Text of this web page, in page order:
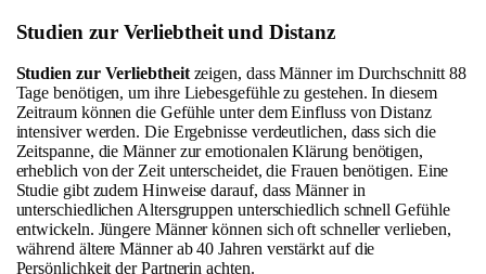
Studien zur Verliebtheit und Distanz
Studien zur Verliebtheitzeigen, dass Männer im Durchschnitt 88
Tage benötigen, um ihre Liebesgefühle zu gestehen. In diesem
Zeitraum können die Gefühle unter dem Einfluss von Distanz
intensiver werden. Die Ergebnisse verdeutlichen, dass sich die
Zeitspanne, die Männer zur emotionalen Klärung benötigen,
erheblich von der Zeit unterscheidet, die Frauen benötigen. Eine
Studie gibt zudem Hinweise darauf, dass Männer in
unterschiedlichen Altersgruppen unterschiedlich schnell Gefühle
entwickeln. Jüngere Männer können sich oft schneller verlieben,
während ältere Männer ab 40 Jahren verstärkt auf die
Persönlichkeit der Partnerin achten.